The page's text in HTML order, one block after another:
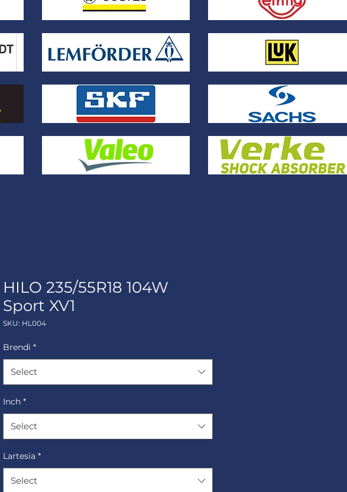
HILO 235/55R18 104W
Sport XV1
SKU: HL004
Brendi *
Select
Inch *
Select
Lartesia *
Select